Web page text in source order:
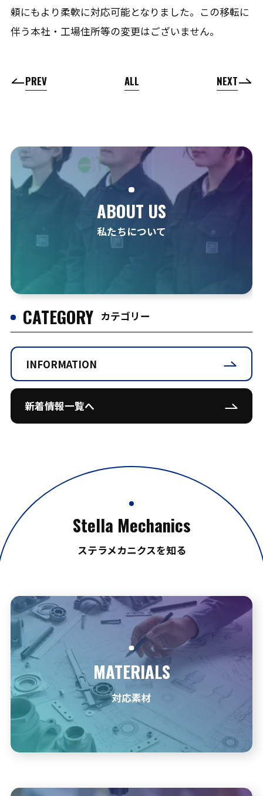
頼にもより柔軟に対応可能となりました。この移転に
伴う本社・工場住所等の変更はございません。
PREV NEXT
ALL
ABOUT US
私たちについて
CATEGORY カテゴリー
INFORMATION
新着情報一覧へ
Stella Mechanics
ステラメカニクスを知る
MATERIALS
対応素材